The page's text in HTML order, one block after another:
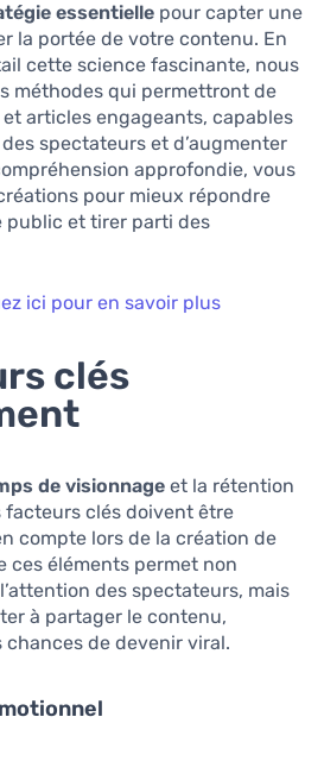
essentielle pour capter une
la portée de votre contenu. En
cette science fascinante, nous
méthodes qui permettront de
articles engageants, capables
spectateurs et d’augmenter
approfondie, vous
pour mieux répondre
public et tirer parti des
ici pour en savoir plus
clés
de visionnage et la rétention
facteurs clés doivent être
compte lors de la création de
ces éléments permet non
des spectateurs, mais
à partager le contenu,
de devenir viral.